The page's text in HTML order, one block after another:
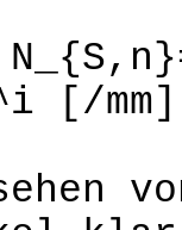
[/mm]